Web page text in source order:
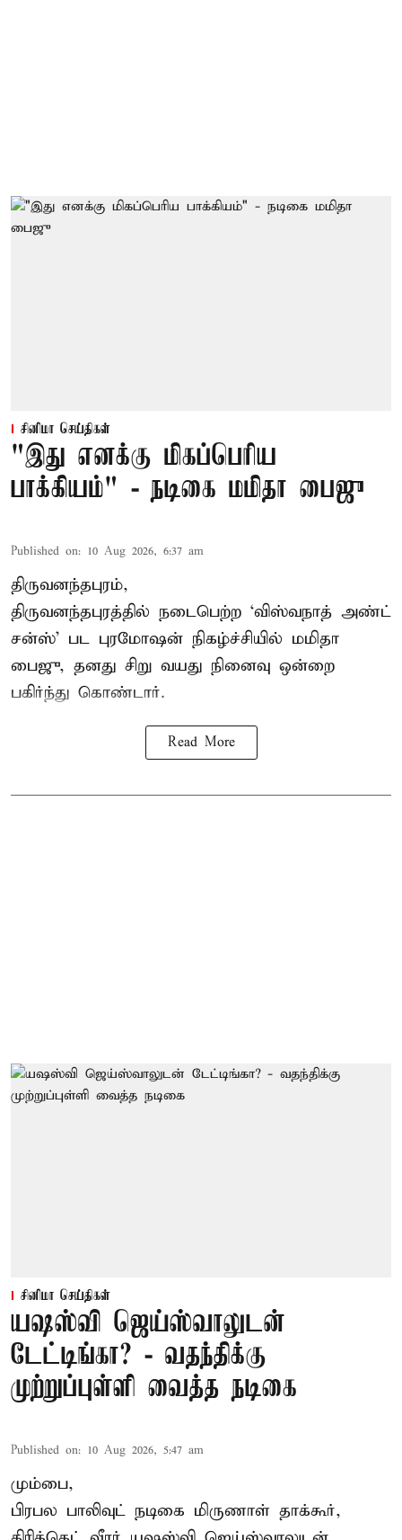
சினிமா செய்திகள்
"இது எனக்கு மிகப்பெரிய
பாக்கியம்" - நடிகை மமிதா பைஜு
Published on: 10 Aug 2026, 6:37 am
திருவனந்தபுரம்,
திருவனந்தபுரத்தில் நடைபெற்ற ‘விஸ்வநாத் அண்ட்
சன்ஸ்’ பட புரமோஷன் நிகழ்ச்சியில் மமிதா
பைஜு, தனது சிறு வயது நினைவு ஒன்றை
பகிர்ந்து கொண்டார்.
Read More
சினிமா செய்திகள்
யஷஸ்வி ஜெய்ஸ்வாலுடன்
டேட்டிங்கா? - வதந்திக்கு
முற்றுப்புள்ளி வைத்த நடிகை
Published on: 10 Aug 2026, 5:47 am
மும்பை,
பிரபல பாலிவுட் நடிகை மிருணாள் தாக்கூர்,